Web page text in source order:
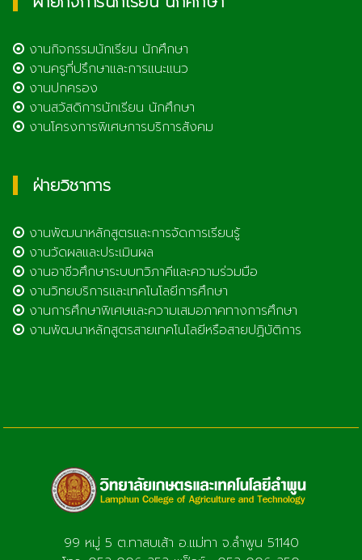
งานกิจกรรมนักเรียน นักศึกษา
งานครูที่ปรึกษาและการแนะแนว
งานปกครอง
งานสวัสดิการนักเรียน นักศึกษา
งานโครงการพิเศษการบริการสังคม
ฝ่ายวิชาการ
งานพัฒนาหลักสูตรและการจัดการเรียนรู้
งานวัดผลและประเมินผล
งานอาชีวศึกษาระบบทวิภาคีและความร่วมมือ
งานวิทยบริการและเทคโนโลยีการศึกษา
งานการศึกษาพิเศษและความเสมอภาคทางการศึกษา
งานพัฒนาหลักสูตรสายเทคโนโลยีหรือสายปฏิบัติการ
99 หมู่ 5 ต.ทาสบเส้า อ.แม่ทา จ.ลำพูน 51140